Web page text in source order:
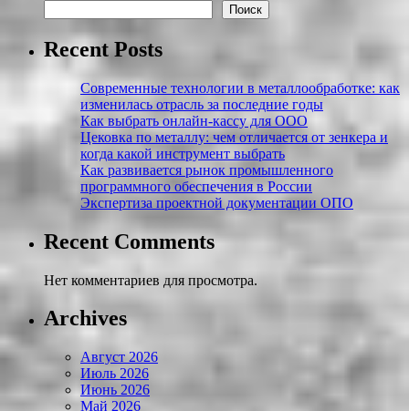
Поиск
Recent Posts
Современные технологии в металлообработке: как
изменилась отрасль за последние годы
Как выбрать онлайн-кассу для ООО
Цековка по металлу: чем отличается от зенкера и
когда какой инструмент выбрать
Как развивается рынок промышленного
программного обеспечения в России
Экспертиза проектной документации ОПО
Recent Comments
Нет комментариев для просмотра.
Archives
Август 2026
Июль 2026
Июнь 2026
Май 2026